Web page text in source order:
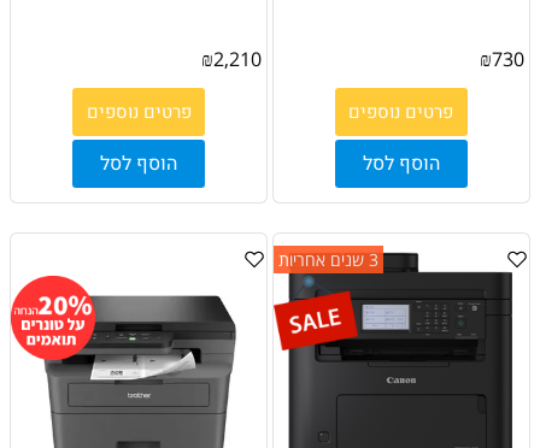
₪730
פרטים נוספים
הוסף לסל
₪2,210
פרטים נוספים
הוסף לסל
3 שנים אחריות